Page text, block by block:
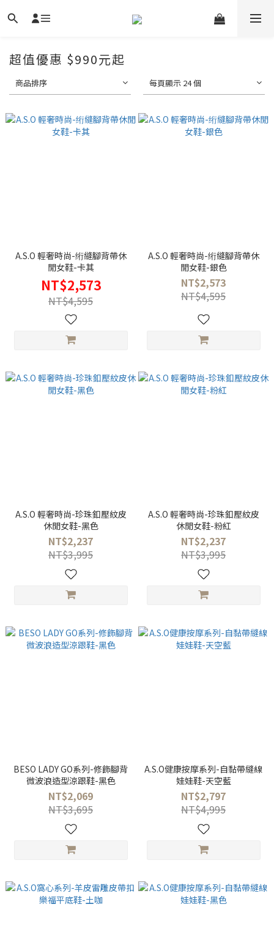
超值優惠 $990元起
商品排序 每頁顯示 24 個
A.S.O 輕奢時尚-绗縫腳背帶休
閒女鞋-卡其
NT$2,573
NT$4,595
A.S.O 輕奢時尚-绗縫腳背帶休
閒女鞋-銀色
NT$2,573
NT$4,595
A.S.O 輕奢時尚-珍珠釦壓紋皮
休閒女鞋-黑色
NT$2,237
NT$3,995
A.S.O 輕奢時尚-珍珠釦壓紋皮
休閒女鞋-粉紅
NT$2,237
NT$3,995
BESO LADY GO系列-修飾腳背
微波浪造型涼跟鞋-黑色
NT$2,069
NT$3,695
A.S.O健康按摩系列-自黏帶縫線
娃娃鞋-天空藍
NT$2,797
NT$4,995